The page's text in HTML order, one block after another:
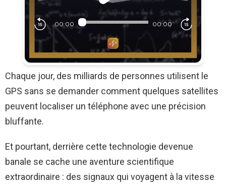
Chaque jour, des milliards de personnes utilisent le
GPS sans se demander comment quelques satellites
peuvent localiser un téléphone avec une précision
bluffante.
Et pourtant, derrière cette technologie devenue
banale se cache une aventure scientifique
extraordinaire : des signaux qui voyagent à la vitesse